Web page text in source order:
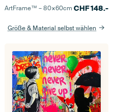
ArtFrame™ –80×60cm CHF148.-
Größe & Material selbst wählen